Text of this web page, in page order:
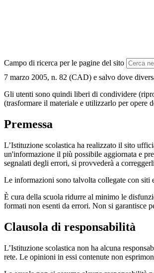
Campo di ricerca per le pagine del sito
7 marzo 2005, n. 82 (CAD) e salvo dove
Gli utenti sono quindi liberi di condividere
(trasformare il materiale e utilizzarlo per opere
Premessa
L’Istituzione scolastica ha realizzato il sito
un'informazione il più possibile aggiornata e
segnalati degli errori, si provvederà a
Le informazioni sono talvolta collegate con siti
È cura della scuola ridurre al minimo le
formati non esenti da errori. Non si garantisce
Clausola di responsabilità
L’Istituzione scolastica non ha alcuna
rete. Le opinioni in essi contenute non